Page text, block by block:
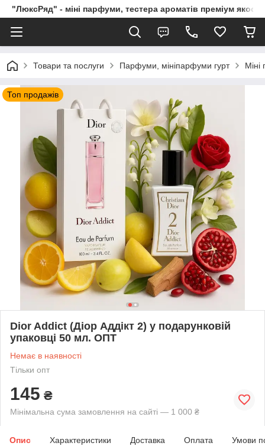
"ЛюксРяд" - міні парфуми, тестера ароматів преміум
Товари та послуги Парфуми, мініпарфуми гурт Міні
Топ продажів
Dior Addict (Діор Аддікт 2) у подарунковій
упаковці 50 мл. ОПТ
Немає в наявності
Тільки опт
145 ₴
Мінімальна сума замовлення на сайті — 1 000 ₴
Опис Характеристики Доставка Оплата Умови